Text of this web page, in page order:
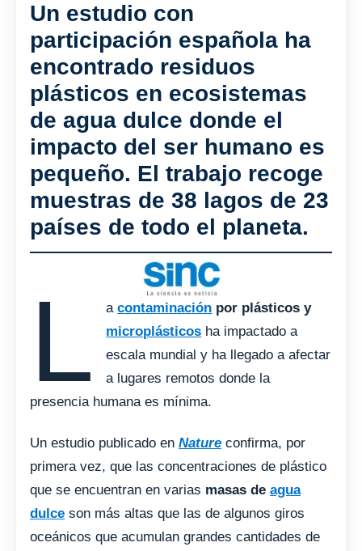
Un estudio con
participación española ha
encontrado residuos
plásticos en ecosistemas
de agua dulce donde el
impacto del ser humano es
pequeño. El trabajo recoge
muestras de 38 lagos de 23
países de todo el planeta.
L acontaminación por plásticos y
microplásticos ha impactado a
escala mundial y ha llegado a afectar
a lugares remotos donde la
presencia humana es mínima.
Un estudio publicado en Nature confirma, por
primera vez, que las concentraciones de plástico
que se encuentran en varias masas de agua
dulce son más altas que las de algunos giros
oceánicos que acumulan grandes cantidades de